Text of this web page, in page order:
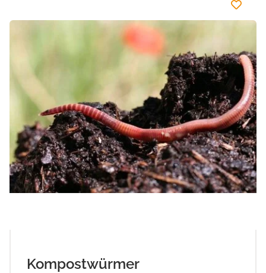
Kompostwürmer